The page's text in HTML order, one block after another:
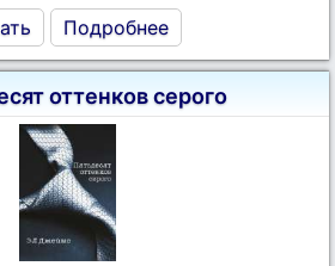
Подробнее
оттенков серого